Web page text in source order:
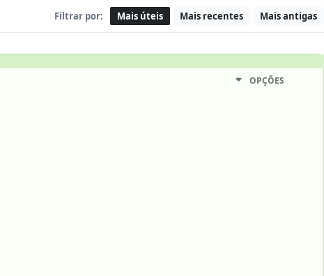
Filtrar por: Mais úteis Mais recentes Mais antigas
OPÇÕES